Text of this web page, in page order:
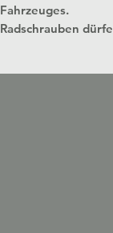
Fahrzeuges.
Radschrauben